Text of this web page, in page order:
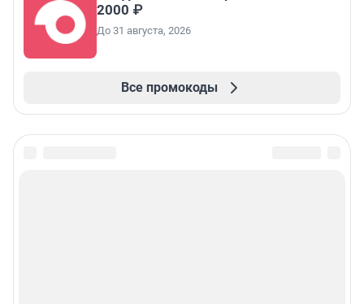
2000 ₽
До 31 августа, 2026
Все промокоды